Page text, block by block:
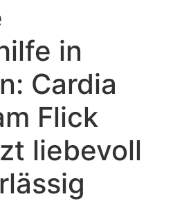
in
Cardia
Flick
liebevoll